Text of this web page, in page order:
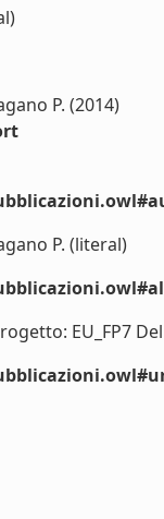
P. (2014)
P. (literal)
EU_FP7